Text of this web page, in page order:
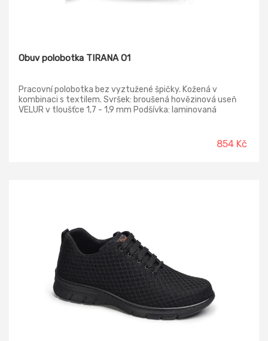
Obuv polobotka TIRANA O1
Pracovní polobotka bez vyztužené špičky. Kožená v
kombinaci s textilem. Svršek: broušená hovězinová useň
VELUR v tloušťce 1,7 - 1,9 mm Podšívka: laminovaná
potažená textílií MESH, antistatická Podešev : PU/PU -
transparentní - odolná proti palivovým olejům, antistatická,
854 Kč